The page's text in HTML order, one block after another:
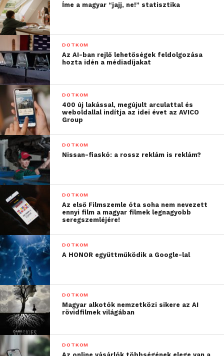
Íme a magyar “jajj, ne!” statisztika
DOTKOM
Az AI-ban rejlő lehetőségek feldolgozása
hozta idén a médiadíjakat
DOTKOM
400 új lakással, megújult arculattal és
weboldallal indítja az idei évet az AVICO
Group
DOTKOM
Nissan-fiaskó: a rossz reklám is reklám?
DOTKOM
Az első Filmszemle óta soha nem nevezett
ennyi film a magyar filmek legnagyobb
seregszemléjére!
DOTKOM
A HONOR együttműködik a Google-lal
DOTKOM
Magyar alkotók nemzetközi sikere az AI
rövidfilmek világában
DOTKOM